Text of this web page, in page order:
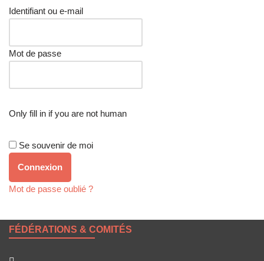
Identifiant ou e-mail
Mot de passe
Only fill in if you are not human
Se souvenir de moi
Mot de passe oublié ?
FÉDÉRATIONS & COMITÉS